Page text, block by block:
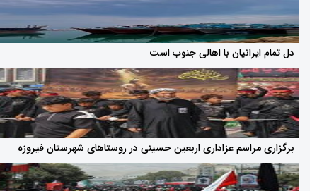
با اهالی جنوب است
عزاداری اربعین حسینی در روستاهای شهرستان فیروزه